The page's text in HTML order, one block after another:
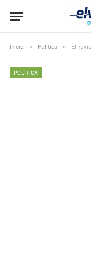
Inicio » Política » El novio de
POLÍTICA